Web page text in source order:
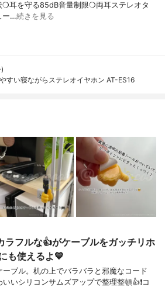
耳を守る85dB音量制限❍両耳ステレオタ
ー…続きを見る
すい寝ながらステレオイヤホン AT-ES16
ラフルな👍がケーブルをガッチリホ
も使えるよ💙
ブル。机の上でバラバラと邪魔なコード
いシリコンサムズアップで整理整頓👍❗️コ